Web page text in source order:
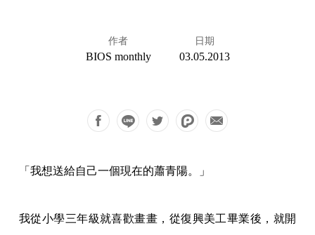
作者
BIOS monthly
日期
03.05.2013
「我想送給自己一個現在的蕭青陽。」
我從小學三年級就喜歡畫畫，從復興美工畢業後，就開